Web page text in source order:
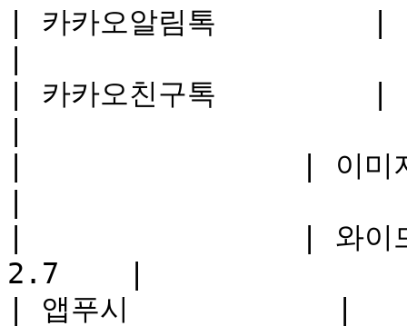
| 카카오알림톡
| 카카오친구톡
|                | 이미지
|                | 와이드
2.7    |
| 앱푸시